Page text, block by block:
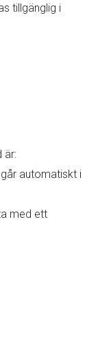
tillgänglig i
är:
automatiskt i
med ett